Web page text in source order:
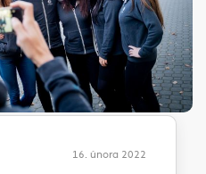
16. února 2022